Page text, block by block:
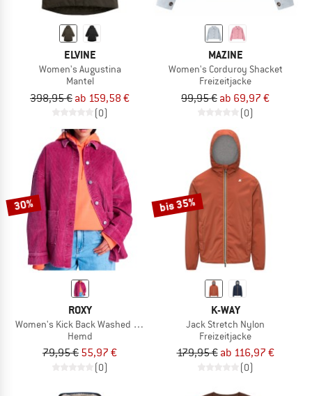
ELVINE
Women's Augustina
Mantel
398,95 € ab 159,58 €
(0)
MAZINE
Women's Corduroy Shacket
Freizeitjacke
99,95 € ab 69,97 €
(0)
30%
ROXY
Women's Kick Back Washed Cord
Hemd
79,95 € 55,97 €
(0)
bis 35%
K-WAY
Jack Stretch Nylon
Freizeitjacke
179,95 € ab 116,97 €
(0)